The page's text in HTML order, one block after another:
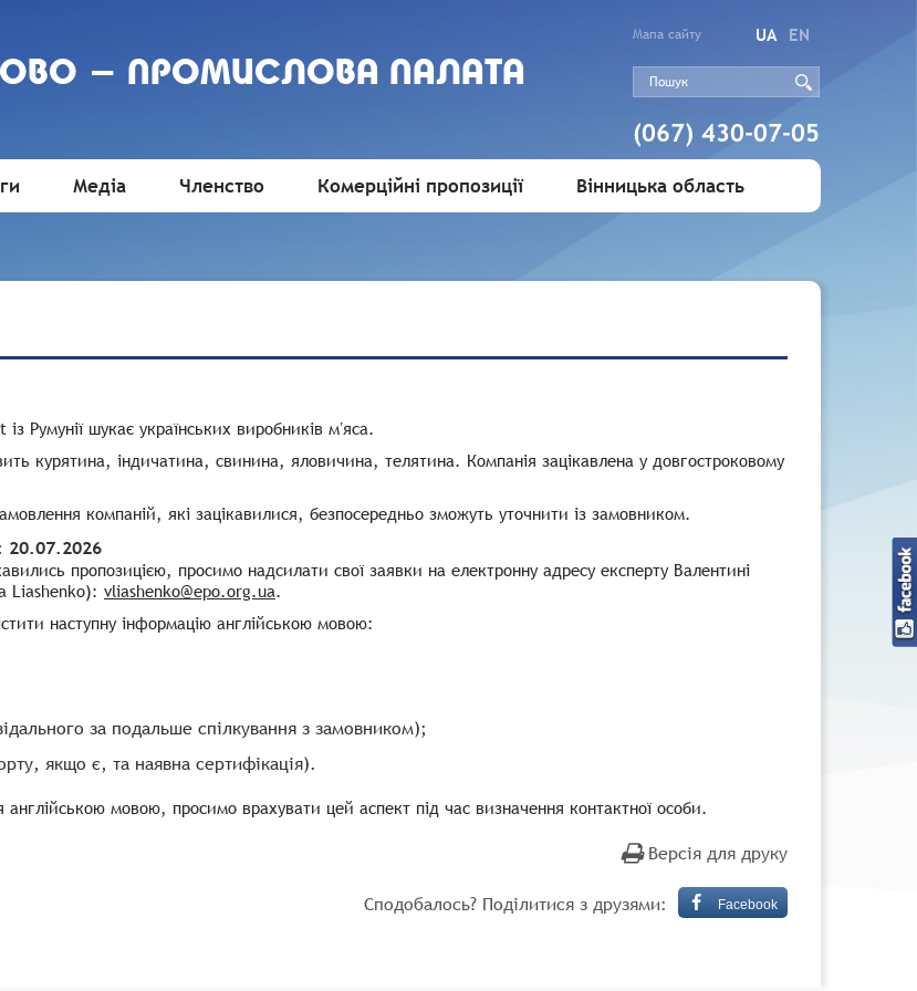
- ПРОМИСЛОВА ПАЛАТА
Мапа сайту UA EN
(067) 430-07-05
Медіа Членство Комерційні пропозиції Вінницька область
Румунії шукає українських виробників мʼяса.
курятина, індичатина, свинина, яловичина, телятина. Компанія зацікавлена у довгостроковому
компаній, які зацікавилися, безпосередньо зможуть уточнити із замовником.
20.07.2026
пропозицією, просимо надсилати свої заявки на електронну адресу експерту Валентині
Liashenko): vliashenko@epo.org.ua.
наступну інформацію англійською мовою:
за подальше спілкування з замовником);
якщо є, та наявна сертифікація).
англійською мовою, просимо врахувати цей аспект під час визначення контактної особи.
Версія для друку
Сподобалось? Поділитися з друзями: Facebook